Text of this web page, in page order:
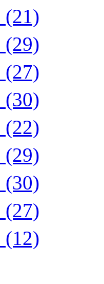
(21)
(29)
(27)
(30)
(22)
(29)
(30)
(27)
(12)